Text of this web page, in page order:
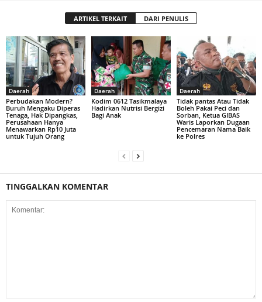
ARTIKEL TERKAIT DARI PENULIS
Daerah
Perbudakan Modern?
Buruh Mengaku Diperas
Tenaga, Hak Dipangkas,
Perusahaan Hanya
Menawarkan Rp10 Juta
untuk Tujuh Orang
Daerah
Kodim 0612 Tasikmalaya
Hadirkan Nutrisi Bergizi
Bagi Anak
Daerah
Tidak pantas Atau Tidak
Boleh Pakai Peci dan
Sorban, Ketua GIBAS
Waris Laporkan Dugaan
Pencemaran Nama Baik
ke Polres
TINGGALKAN KOMENTAR